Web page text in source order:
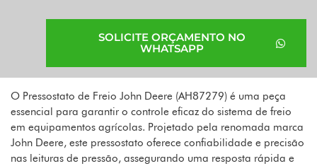
SOLICITE ORÇAMENTO NO
WHATSAPP
O Pressostato de Freio John Deere (AH87279) é uma peça
essencial para garantir o controle eficaz do sistema de freio
em equipamentos agrícolas. Projetado pela renomada marca
John Deere, este pressostato oferece confiabilidade e precisão
nas leituras de pressão, assegurando uma resposta rápida e